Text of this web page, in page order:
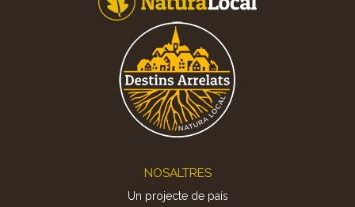
NOSALTRES
Un projecte de país